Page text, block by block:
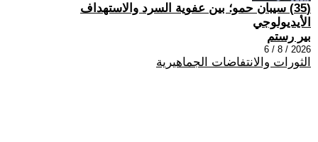
(35) سيبان حمو؛ بين عفوية السرد والاستهداف
الأيديولوجي
بير رستم
2026 / 8 / 6
الثورات والانتفاضات الجماهيرية